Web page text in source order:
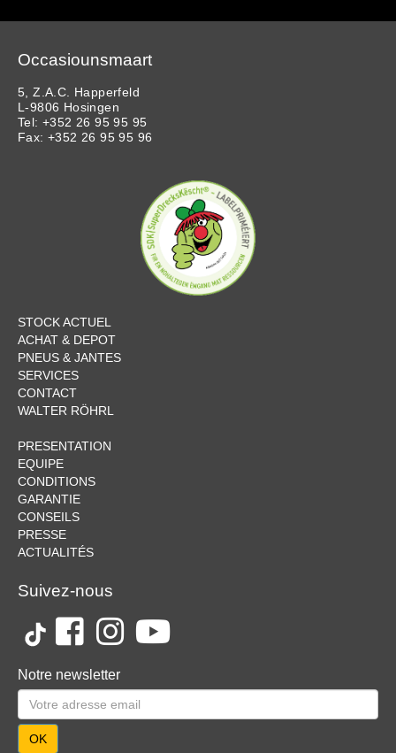
Occasiounsmaart
5, Z.A.C. Happerfeld
L-9806 Hosingen
Tel: +352 26 95 95 95
Fax: +352 26 95 95 96
STOCK ACTUEL
ACHAT & DEPOT
PNEUS & JANTES
SERVICES
CONTACT
WALTER RÖHRL
PRESENTATION
EQUIPE
CONDITIONS
GARANTIE
CONSEILS
PRESSE
ACTUALITÉS
Suivez-nous
Notre newsletter
OK